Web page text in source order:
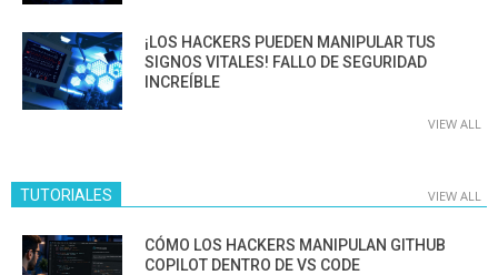
¡LOS HACKERS PUEDEN MANIPULAR TUS
SIGNOS VITALES! FALLO DE SEGURIDAD
INCREÍBLE
VIEW ALL
TUTORIALES VIEW ALL
CÓMO LOS HACKERS MANIPULAN GITHUB
COPILOT DENTRO DE VS CODE